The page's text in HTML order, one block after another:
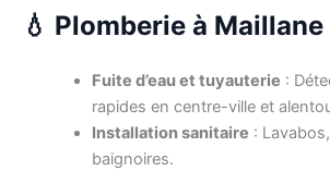
💧 Plomberie à Maillane
Fuite d’eau et tuyauterie :
rapides en centre-ville et
Installation sanitaire :
baignoires.